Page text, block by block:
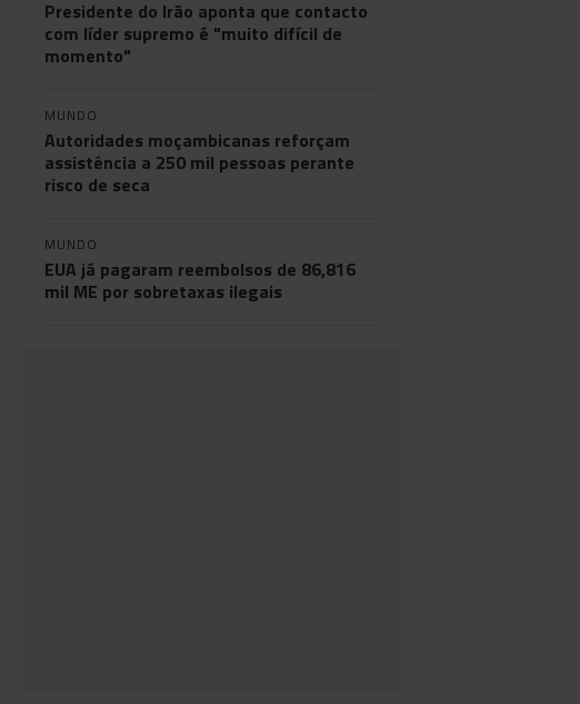
Presidente do Irão aponta que contacto
com líder supremo é "muito difícil de
momento"
MUNDO
Autoridades moçambicanas reforçam
assistência a 250 mil pessoas perante
risco de seca
MUNDO
EUA já pagaram reembolsos de 86,816
mil ME por sobretaxas ilegais